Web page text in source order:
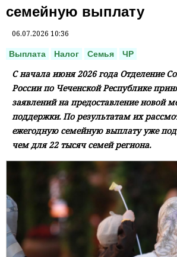
семейную выплату
06.07.2026 10:36
Выплата Налог Семья ЧР
С начала июня 2026 года Отделение
России по Чеченской Республике
заявлений на предоставление новой
поддержки. По результатам их
ежегодную семейную выплату уже
чем для 22 тысяч семей региона.